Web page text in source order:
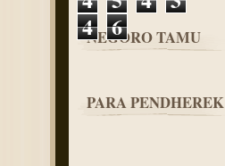
4 6
NEGORO TAMU
PARA PENDHEREK